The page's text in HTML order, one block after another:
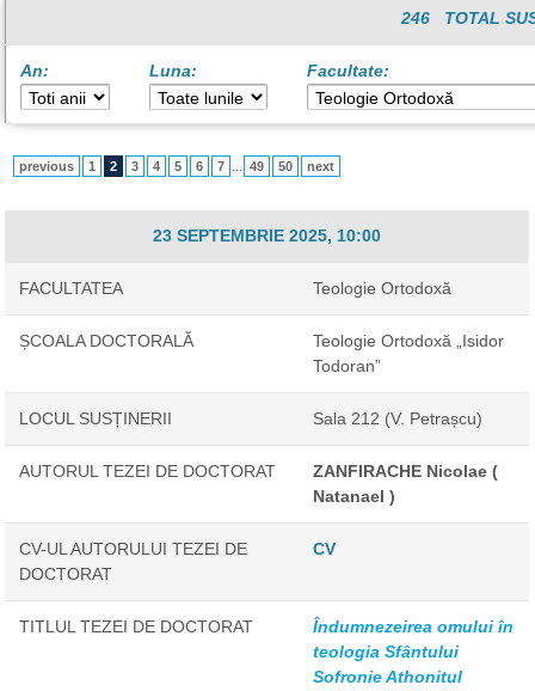
246 TOTAL
An: Luna: Facultate:
previous 1 2 3 4 5 6 7 49 50 next
23 SEPTEMBRIE 2025, 10:00
FACULTATEA Teologie Ortodoxă
ȘCOALA DOCTORALĂ
Teologie Ortodoxă „Isidor
Todoran”
LOCUL SUSȚINERII Sala 212 (V. Petrașcu)
AUTORUL TEZEI DE DOCTORAT
ZANFIRACHE Nicolae (
Natanael )
CV-UL AUTORULUI TEZEI DE
DOCTORAT
CV
TITLUL TEZEI DE DOCTORAT
Îndumnezeirea omului în
teologia Sfântului
Sofronie Athonitul